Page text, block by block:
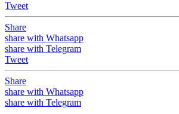
Tweet
Share
share with Whatsapp
share with Telegram
Tweet
Share
share with Whatsapp
share with Telegram